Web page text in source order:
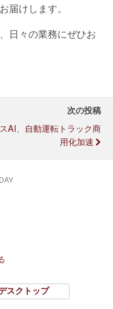
届けします。
日々の業務にぜひお
次の投稿
AI、自動運転トラック商
用化加速
スクトップ